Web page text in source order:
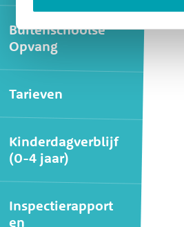
Buitenschoolse
Opvang
Tarieven
Kinderdagverblijf
(0-4 jaar)
Inspectierapport
en